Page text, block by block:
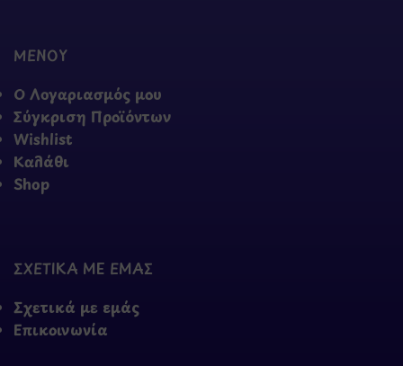
ΜΕΝΟΥ
Ο Λογαριασμός μου
Σύγκριση Προϊόντων
Wishlist
Καλάθι
Shop
ΣΧΕΤΙΚΑ ΜΕ ΕΜΑΣ
Σχετικά με εμάς
Επικοινωνία